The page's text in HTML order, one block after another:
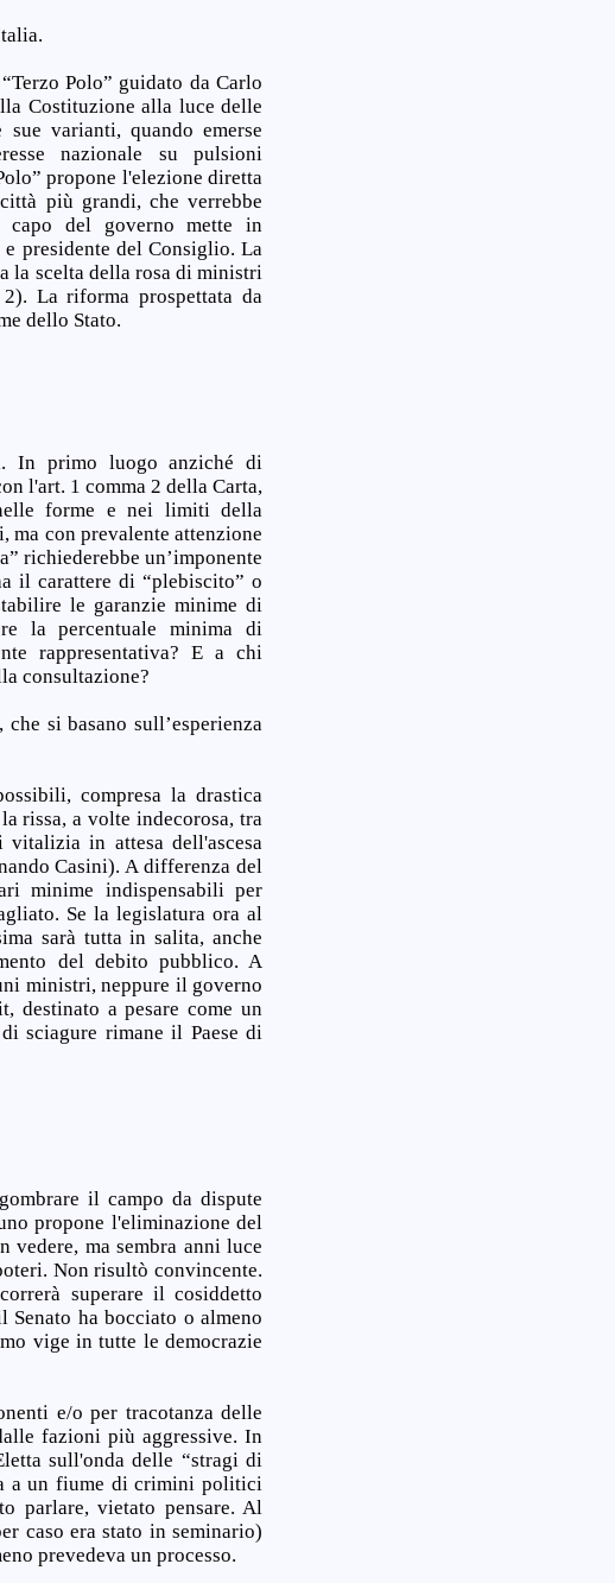
Polo” guidato da Carlo
Costituzione alla luce delle
varianti, quando emerse
nazionale su pulsioni
propone l'elezione diretta
più grandi, che verrebbe
capo del governo mette in
presidente del Consiglio. La
la scelta della rosa di ministri
La riforma prospettata da
dello Stato.
In primo luogo anziché di
l'art. 1 comma 2 della Carta,
forme e nei limiti della
ma con prevalente attenzione
richiederebbe un’imponente
il carattere di “plebiscito” o
le garanzie minime di
la percentuale minima di
rappresentativa? E a chi
consultazione?
si basano sull’esperienza
compresa la drastica
rissa, a volte indecorosa, tra
in attesa dell'ascesa
Casini). A differenza del
minime indispensabili per
Se la legislatura ora al
sarà tutta in salita, anche
del debito pubblico. A
ministri, neppure il governo
destinato a pesare come un
sciagure rimane il Paese di
il campo da dispute
propone l'eliminazione del
vedere, ma sembra anni luce
Non risultò convincente.
superare il cosiddetto
ha bocciato o almeno
vige in tutte le democrazie
e/o per tracotanza delle
fazioni più aggressive. In
sull'onda delle “stragi di
a un fiume di crimini politici
parlare, vietato pensare. Al
caso era stato in seminario)
prevedeva un processo.